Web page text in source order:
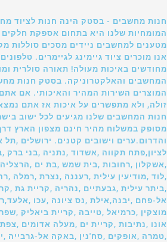
חנות מחשבים - בסטק הינה חנות לציוד
המומחיות שלנו היא בתחום אספקת חלקים
מטענים למחשבים ניידים מסכים סוללות
אנו מוכרים ציוד גיימינג לגיימרים.
מחודשים באיכות מעולה! תאורה סולרית
המחשבים והאלקטרוניקה. בסטק חנות
המוצרים השירות המהיר והאיכותי. אם
זולה, ולא מתפשרים על איכות אז אתם
חנות המחשבים שלנו מגיעים לכל ישוב
מסופק במשלוח מהיר חינם מצפון הארץ
והדרום.ערים וישובים קטנים. ירושלים ,תל
לציון,פתח תקווה ,אשדוד ,נתניה ,בני ברק
,אשקלון ,רחובות ,בית שמש ,בת ים
,לוד ,מודיעין עילית ,רעננה ,נצרת ,רמלה
,ביתר עילית ,גבעתיים ,נהריה ,קריית גת
אל-פחם ,יבנה,אילת ,נס ציונה ,עכו
מוצקין ,כרמיאל ,טייבה ,קריית ביאליק
אונו ,נתיבות ,קריית ים ,מעלה אדומים
,טמרה ,אופקים ,סח'נין ,באקה אל-גרבייה